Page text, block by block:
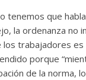
tenemos que
la ordenanza no
trabajadores
porque
de la norma,